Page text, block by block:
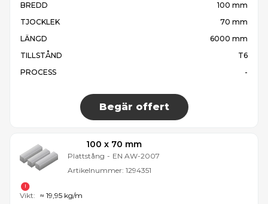
BREDD
100 mm
TJOCKLEK
70 mm
LÄNGD
6000 mm
TILLSTÅND
T6
PROCESS
-
Begär offert
100 x 70 mm
Plattstång - EN AW-2007
Artikelnummer: 1294351
Vikt: ≈ 19,95 kg/m